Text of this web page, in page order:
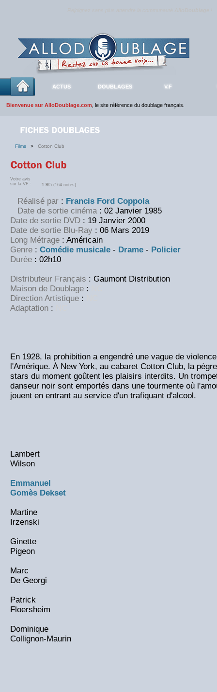
ACTUS DOUBLAGES V.F
Bienvenue sur AlloDoublage.com , le site référence du doublage français.
Films > Cotton Club
Votre avis
sur la VF :
1.9/5 (164 notes)
Réalisé par : Francis Ford Coppola
Date de sortie cinéma : 02 Janvier 1985
Date de sortie DVD : 19 Janvier 2000
Date de sortie Blu-Ray : 06 Mars 2019
Long Métrage : Américain
Genre : Comédie musicale - Drame - Policier
Durée : 02h10
Distributeur Français : Gaumont Distribution
Maison de Doublage :
Direction Artistique :
Adaptation :
En 1928, la prohibition a engendré une vague de
l'Amérique. À New York, au cabaret Cotton Club, la
stars du moment goûtent les plaisirs interdits. Un
danseur noir sont emportés dans une tourmente où
jouent en entrant au service d'un trafiquant d'alcool.
Lambert
Wilson
Emmanuel
Gomès Dekset
Martine
Irzenski
Ginette
Pigeon
Marc
De Georgi
Patrick
Floersheim
Dominique
Collignon-Maurin